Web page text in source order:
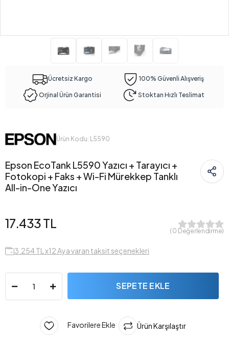
Ücretsiz Kargo 100% Güvenli Alışveriş
Orjinal Ürün Garantisi Stoktan Hızlı Teslimat
Ürün Kodu: L5590
Epson EcoTank L5590 Yazıcı + Tarayıcı +
Fotokopi + Faks + Wi-Fi Mürekkep Tanklı
All-in-One Yazıcı
17.433 TL
( 0 Değerlendirme)
3.254 TL x12 Aya varan taksit seçenekleri
SEPETE EKLE
Favorilere Ekle Ürün Karşılaştır